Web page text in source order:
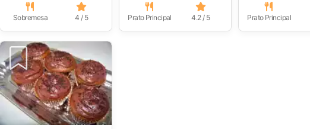
Sobremesa 4 / 5 Prato Principal 4.2 / 5 Prato Principal